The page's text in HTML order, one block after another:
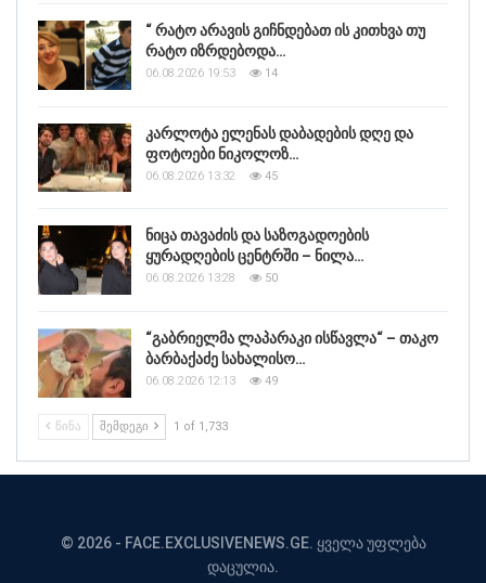
“ რატო არავის გიჩნდებათ ის კითხვა თუ
რატო იზრდებოდა…
06.08.2026 19:53 14
კარლოტა ელენას დაბადების დღე და
ფოტოები ნიკოლოზ…
06.08.2026 13:32 45
ნიცა თავაძის და საზოგადოების
ყურადღების ცენტრში – ნილა…
06.08.2026 13:28 50
“გაბრიელმა ლაპარაკი ისწავლა“ – თაკო
ბარბაქაძე სახალისო…
06.08.2026 12:13 49
ᲬᲘᲜᲐ ᲨᲔᲛᲓᲔᲒᲘ 1 of 1,733
© 2026 - FACE.EXCLUSIVENEWS.GE. ყველა უფლება
დაცულია.